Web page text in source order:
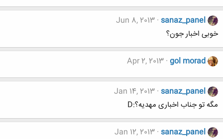
sanaz_panel
Jun 8, 2013
خوبی اخبار جون؟
gol morad
Apr 2, 2013
sanaz_panel
Jan 14, 2013
مگه تو جناب اخباری مهدیه؟:D
sanaz_panel
Jan 12, 2013